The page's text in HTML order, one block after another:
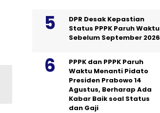
DPR Desak Kepastian
Status PPPK Paruh Waktu
Sebelum September 2026
PPPK dan PPPK Paruh
Waktu Menanti Pidato
Presiden Prabowo 14
Agustus, Berharap Ada
Kabar Baik soal Status
dan Gaji